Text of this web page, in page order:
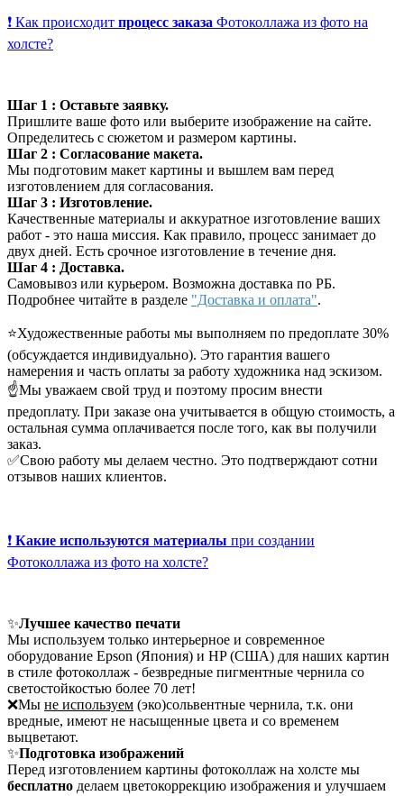
❗ Как происходит процесс заказа Фотоколлажа из фото на
холсте?
Шаг 1 : Оставьте заявку.
Пришлите ваше фото или выберите изображение на сайте.
Определитесь с сюжетом и размером картины.
Шаг 2 : Согласование макета.
Мы подготовим макет картины и вышлем вам перед
изготовлением для согласования.
Шаг 3 : Изготовление.
Качественные материалы и аккуратное изготовление ваших
работ - это наша миссия. Как правило, процесс занимает до
двух дней. Есть срочное изготовление в течение дня.
Шаг 4 : Доставка.
Самовывоз или курьером. Возможна доставка по РБ.
Подробнее читайте в разделе "Доставка и оплата".
⭐Художественные работы мы выполняем по предоплате 30%
(обсуждается индивидуально). Это гарантия вашего
намерения и часть оплаты за работу художника над эскизом.
☝Мы уважаем свой труд и поэтому просим внести
предоплату. При заказе она учитывается в общую стоимость, а
остальная сумма оплачивается после того, как вы получили
заказ.
✅Свою работу мы делаем честно. Это подтверждают сотни
отзывов наших клиентов.
❗ Какие используются материалы при создании
Фотоколлажа из фото на холсте?
✨Лучшее качество печати
Мы используем только интерьерное и современное
оборудование Epson (Япония) и HP (США) для наших картин
в стиле фотоколлаж - безвредные пигментные чернила со
светостойкостью более 70 лет!
❌Мы не используем (эко)сольвентные чернила, т.к. они
вредные, имеют не насыщенные цвета и со временем
выцветают.
✨Подготовка изображений
Перед изготовлением картины фотоколлаж на холсте мы
бесплатно делаем цветокоррекцию изображения и улучшаем